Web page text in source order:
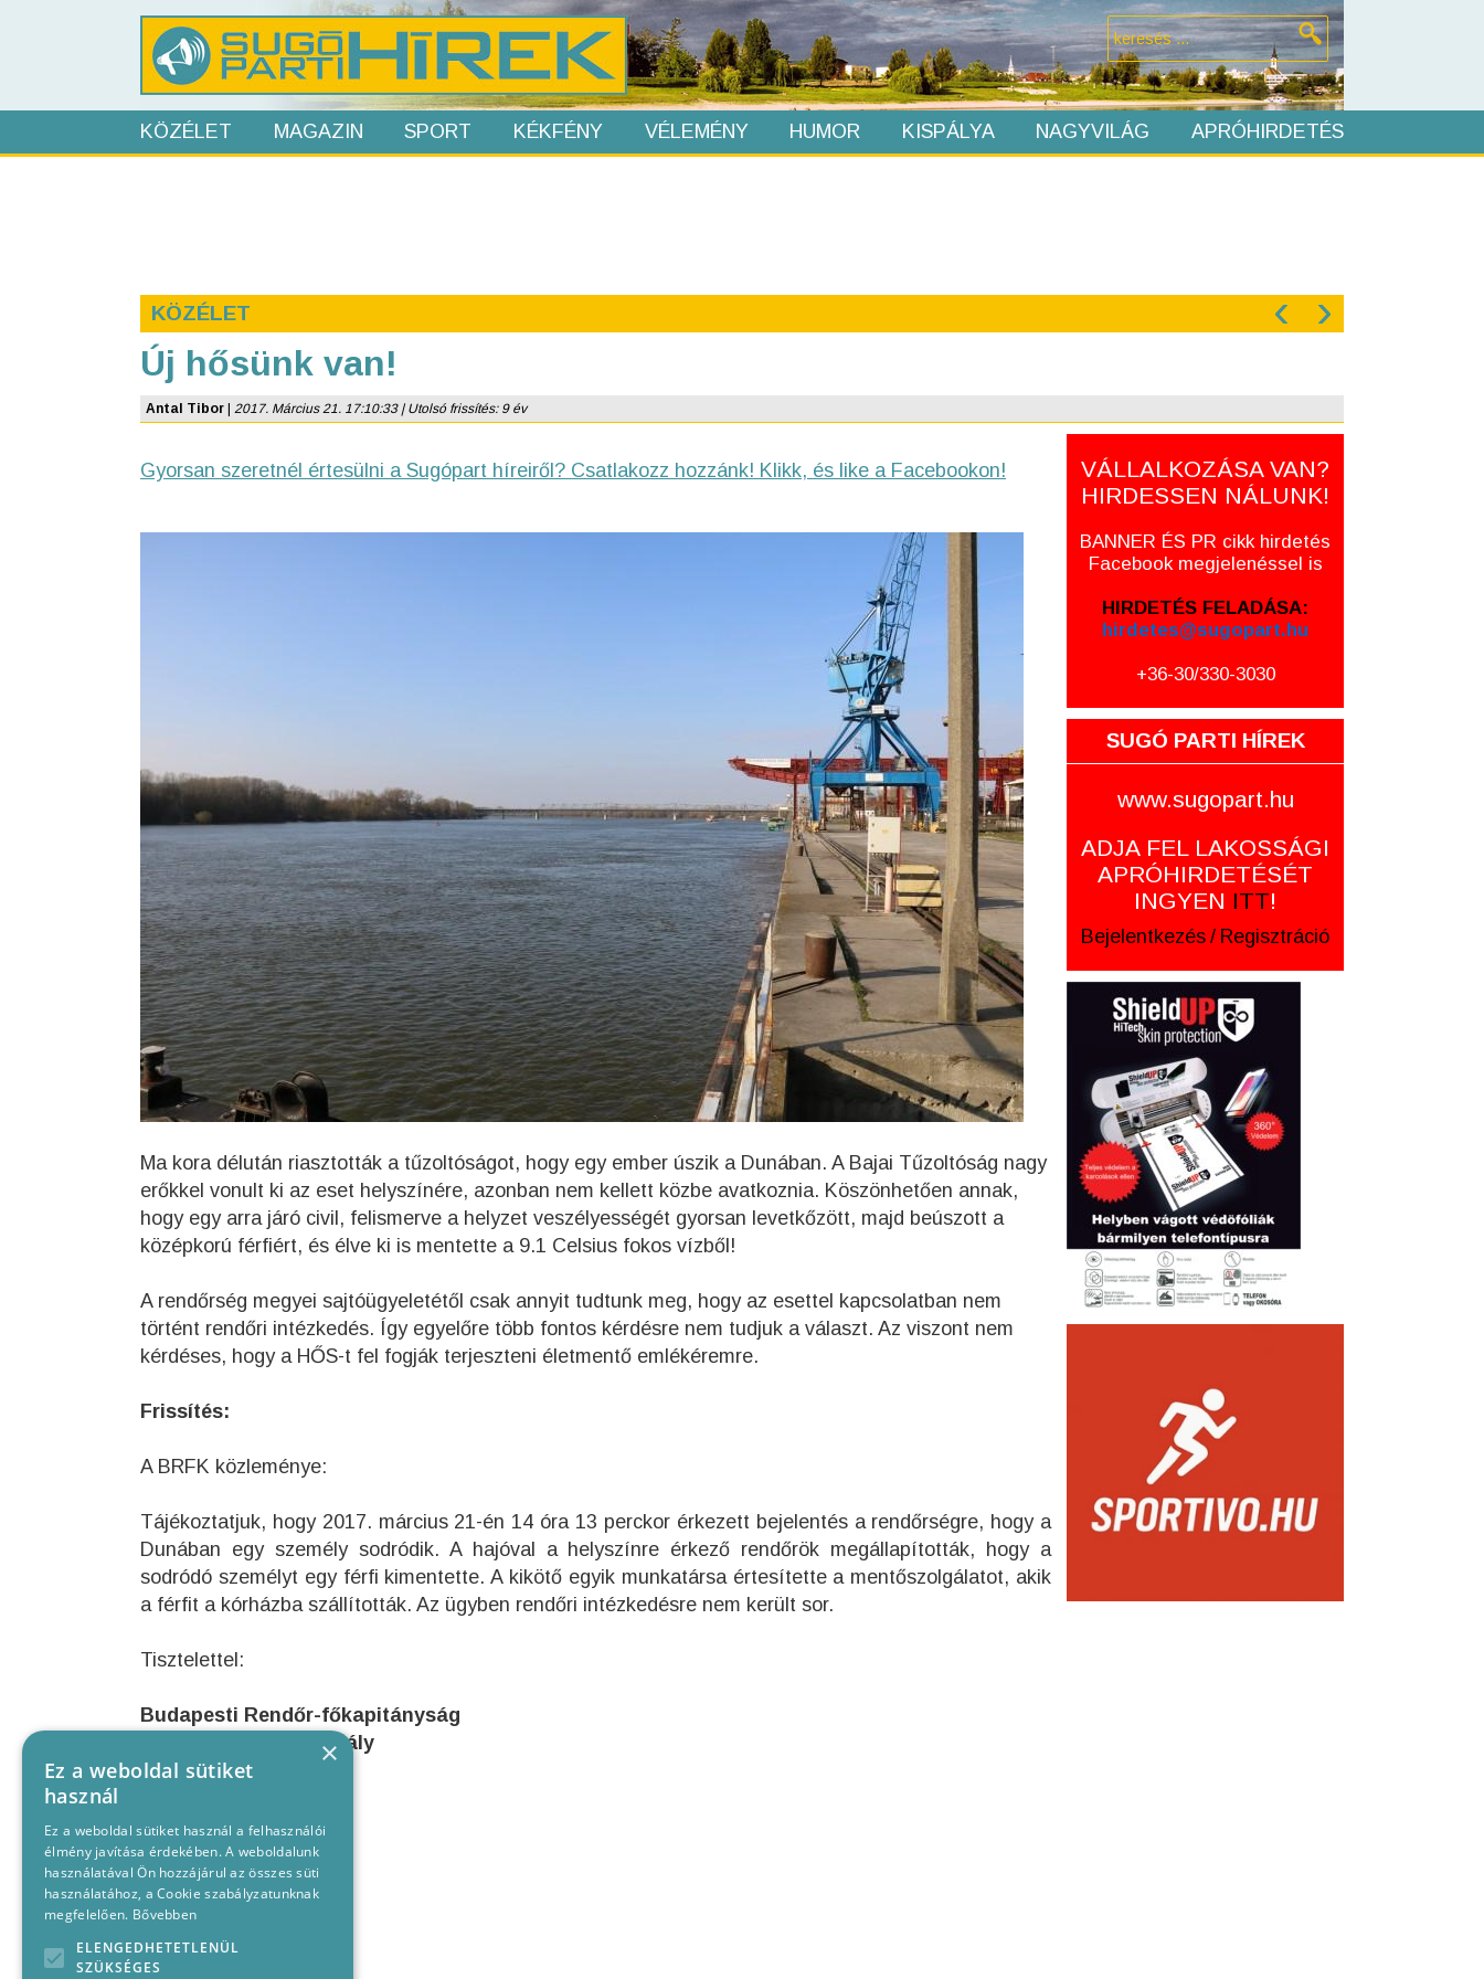
KÖZÉLET MAGAZIN SPORT KÉKFÉNY VÉLEMÉNY HUMOR KISPÁLYA NAGYVILÁG APRÓHIRDETÉS
KÖZÉLET ‹ ›
Új hősünk van!
Antal Tibor 2017. Március 21. 17:10:33 | Utolsó frissítés: 9 év
Gyorsan szeretnél értesülni a Sugópart híreiről? Csatlakozz hozzánk! Klikk, és like a Facebookon!
Ma kora délután riasztották a tűzoltóságot, hogy egy ember úszik a Dunában. A Bajai Tűzoltóság nagy
erőkkel vonult ki az eset helyszínére, azonban nem kellett közbe avatkoznia. Köszönhetően annak,
hogy egy arra járó civil, felismerve a helyzet veszélyességét gyorsan levetkőzött, majd beúszott a
középkorú férfiért, és élve ki is mentette a 9.1 Celsius fokos vízből!
A rendőrség megyei sajtóügyeletétől csak annyit tudtunk meg, hogy az esettel kapcsolatban nem
történt rendőri intézkedés. Így egyelőre több fontos kérdésre nem tudjuk a választ. Az viszont nem
kérdéses, hogy a HŐS-t fel fogják terjeszteni életmentő emlékéremre.
Frissítés:
A BRFK közleménye:
Tájékoztatjuk, hogy 2017. március 21-én 14 óra 13 perckor érkezett bejelentés a rendőrségre, hogy a
Dunában egy személy sodródik. A hajóval a helyszínre érkező rendőrök megállapították, hogy a
sodródó személyt egy férfi kimentette. A kikötő egyik munkatársa értesítette a mentőszolgálatot, akik
a férfit a kórházba szállították. Az ügyben rendőri intézkedésre nem került sor.
Tisztelettel:
Budapesti Rendőr-főkapitányság
Kommunikációs Osztály
VÁLLALKOZÁSA VAN?
HIRDESSEN NÁLUNK!
BANNER ÉS PR cikk hirdetés
Facebook megjelenéssel is
HIRDETÉS FELADÁSA:
hirdetes@sugopart.hu
+36-30/330-3030
SUGÓ PARTI HÍREK
www.sugopart.hu
ADJA FEL LAKOSSÁGI
APRÓHIRDETÉSÉT
INGYEN ITT!
Bejelentkezés / Regisztráció
×
Ez a weboldal sütiket
használ
Ez a weboldal sütiket használ a felhasználói
élmény javítása érdekében. A weboldalunk
használatával Ön hozzájárul az összes süti
használatához, a Cookie szabályzatunknak
megfelelően. Bővebben
ELENGEDHETETLENÜL
SZÜKSÉGES